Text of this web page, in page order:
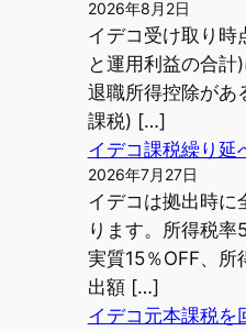
2026年8月2日
イデコ受け取り時
と運用利益の合計
退職所得控除があ
課税) […]
イデコ課税繰り延
2026年7月27日
イデコは拠出時に
ります。所得税率
実質15％OFF、所
出額 […]
イデコ元本課税を